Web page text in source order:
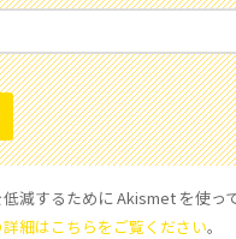
減するために Akismet を使って
細はこちらをご覧ください。